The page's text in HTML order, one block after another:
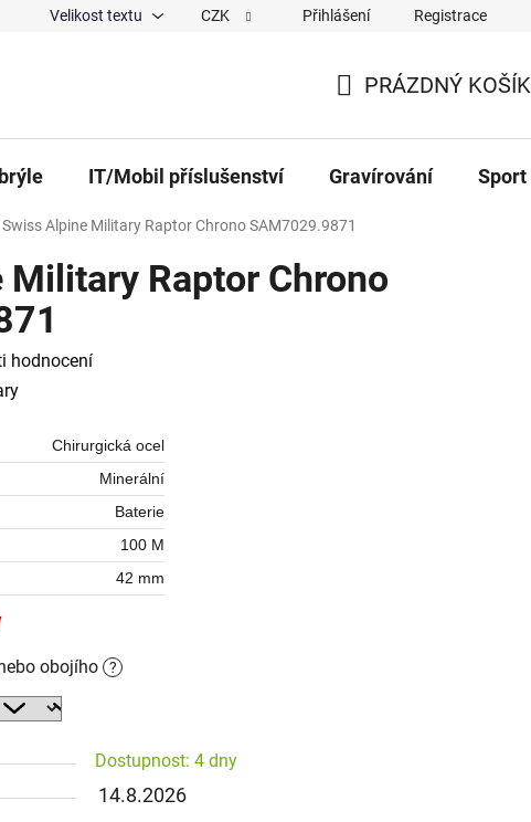
údajů O nás Magazín Hodnocení obchodu
Velikost textu CZK Přihlášení Registrace
PRÁZDNÝ KOŠÍK
IT/Mobil příslušenství Gravírování Sport
Swiss Alpine Military Raptor Chrono SAM7029.9871
Raptor Chrono
je 0,0 z 5 hvězdiček.
hodnocení
Chirurgická ocel
Minerální
Baterie
100 M
42 mm
obojího ?
Dostupnost: 4 dny
14.8.2026